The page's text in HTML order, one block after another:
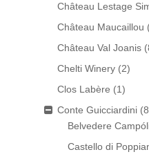
Château Lestage
Château Maucaillou
Château Val Joanis
Chelti Winery (2)
Clos Labère (1)
Conte Guicciardini
Belvedere
Castello di